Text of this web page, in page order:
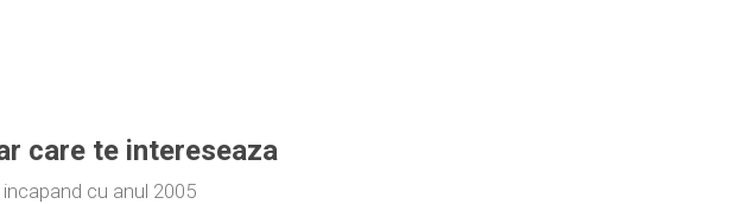
care te intereseaza
cu anul 2005